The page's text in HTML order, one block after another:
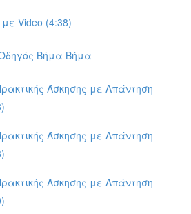
Video (4:38)
Βήμα Βήμα
Άσκησης με Απάντηση
Άσκησης με Απάντηση
Άσκησης με Απάντηση